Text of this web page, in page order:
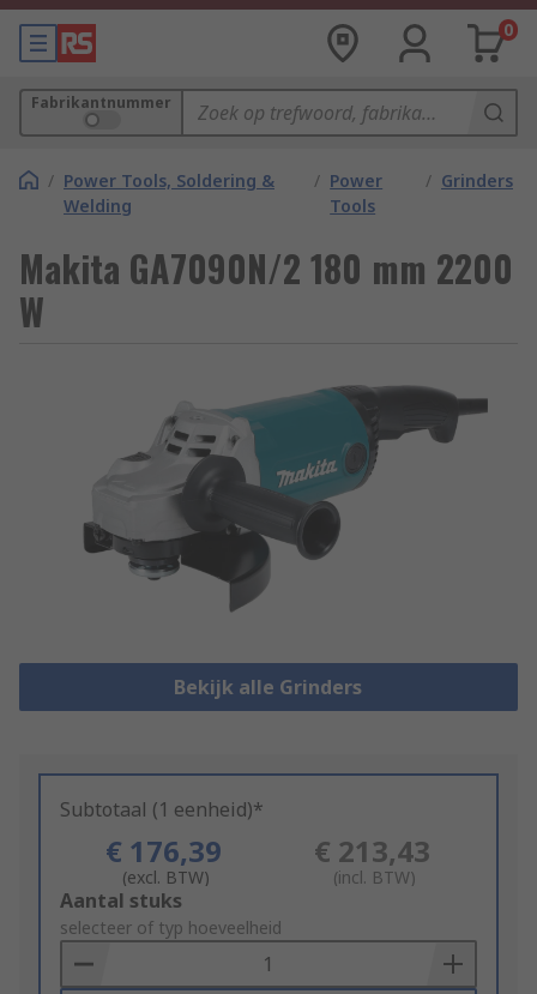
0
Fabrikantnummer
/ Power Tools, Soldering &
Welding
/ Power
Tools
/ Grinders
Makita GA7090N/2 180 mm 2200
W
Bekijk alle Grinders
Subtotaal (1 eenheid)*
€ 176,39
(excl. BTW)
€ 213,43
(incl. BTW)
Add
to
Basket
Aantal stuks
selecteer of typ hoeveelheid